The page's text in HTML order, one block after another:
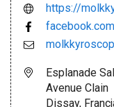
https://
Esplanade
Avenue Clain
Dissay,